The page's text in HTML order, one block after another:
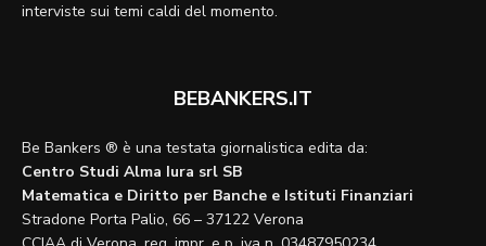
interviste sui temi caldi del momento.
BEBANKERS.IT
Be Bankers ® è una testata giornalistica edita da:
Centro Studi Alma Iura srl SB
Matematica e Diritto per Banche e Istituti Finanziari
Stradone Porta Palio, 66 – 37122 Verona